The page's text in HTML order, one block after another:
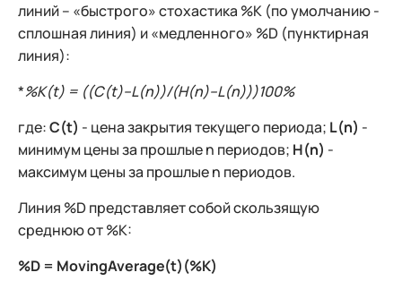
линий – «быстрого» стохастика %K (по умолчанию -
сплошная линия) и «медленного» %D (пунктирная
линия):
*%K(t) = ((C(t)–L(n))/(H(n)–L(n)))100%
где:C(t) - цена закрытия текущего периода; L(n) -
минимум цены за прошлые n периодов; H(n) -
максимум цены за прошлые n периодов.
Линия %D представляет собой скользящую
среднюю от %K:
%D = MovingAverage(t)(%K)